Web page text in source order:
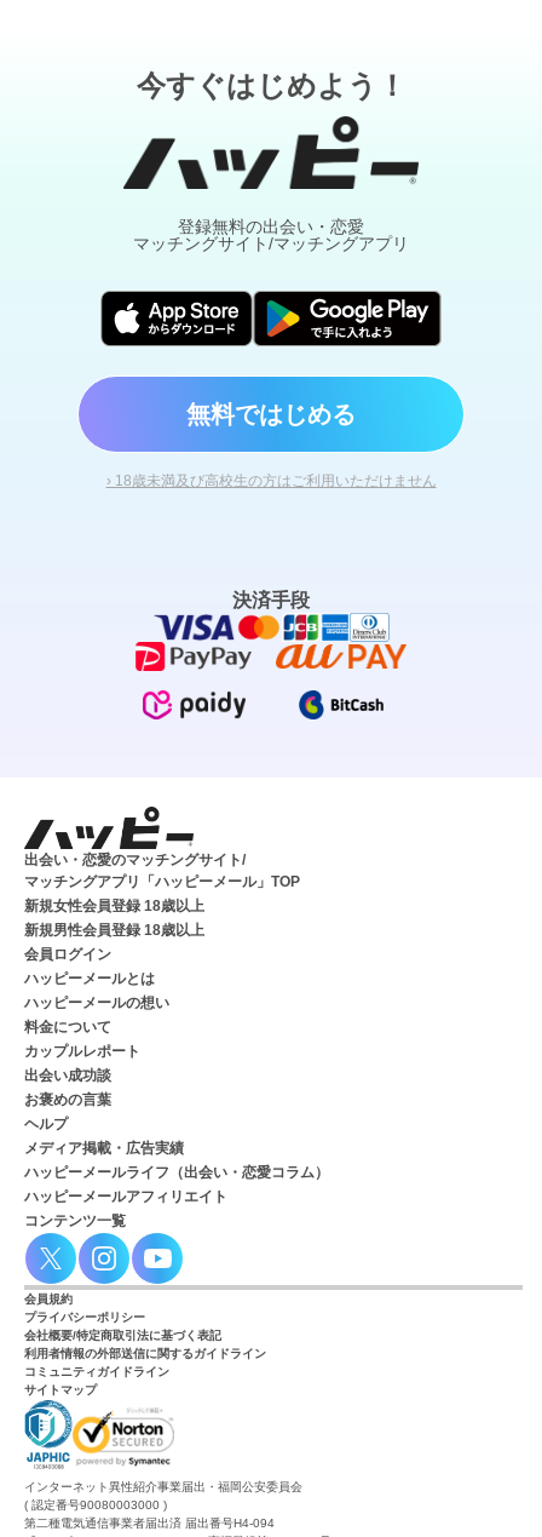
今すぐはじめよう！
登録無料の出会い・恋愛
マッチングサイト/マッチングアプリ
無料ではじめる
› 18歳未満及び高校生の方はご利用いただけません
決済手段
出会い・恋愛のマッチングサイト/
マッチングアプリ「ハッピーメール」TOP
新規女性会員登録 18歳以上
新規男性会員登録 18歳以上
会員ログイン
ハッピーメールとは
ハッピーメールの想い
料金について
カップルレポート
出会い成功談
お褒めの言葉
ヘルプ
メディア掲載・広告実績
ハッピーメールライフ（出会い・恋愛コラム）
ハッピーメールアフィリエイト
コンテンツ一覧
会員規約
プライバシーポリシー
会社概要/特定商取引法に基づく表記
利用者情報の外部送信に関するガイドライン
コミュニティガイドライン
サイトマップ
インターネット異性紹介事業届出・福岡公安委員会
( 認定番号90080003000 )
第二種電気通信事業者届出済 届出番号H4-094